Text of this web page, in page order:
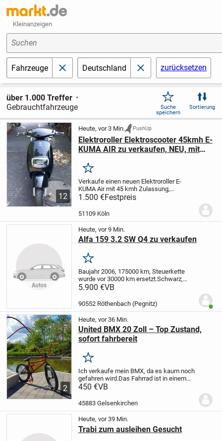
Kleinanzeigen
Suchen
Fahrzeuge schließenDeutschland schließenzurücksetzen
über 1.000 Treffer
Gebrauchtfahrzeuge
Suche
speichern
Sortierung
12
Heute, vor 3 Min. PushUp
Elektroroller Elektroscooter 45kmh E-
KUMA AIR zu verkaufen, NEU, mit
Merken
Verkaufe einen neuen Elektroroller E-
KUMA Air mit 45 kmh Zulassung,
Zweipersonenbetrieb, grosser stabiler
Gepäckträger, versichert bis 2027,
Versicherung geht mit! Ein sehr wendiger,
1.500 €Festpreis
51109 Köln
Heute, vor 9 Min.
Alfa 159 3.2 SW Q4 zu verkaufen
Merken
Baujahr 2006, 175000 km, Steuerkette
wurde vor 30000 km ersetzt.Schwarz,
schwarzes Leder, TÜV neu, mit AHK,
überall 100%,.Das Fahrzeug wurde zu
5.900 €VB
90552 Röthenbach (Pegnitz)
2
Heute, vor 36 Min.
United BMX 20 Zoll – Top Zustand,
sofort fahrbereit
Merken
Ich verkaufe mein BMX, da es kaum noch
gefahren wird.Das Fahrrad ist in einem
guten, gepflegten Zustand und sofort
und eignet sich perfekt für den
450 €VB
45883 Gelsenkirchen
Heute, vor 39 Min.
Trabi zum ausleihen Gesucht